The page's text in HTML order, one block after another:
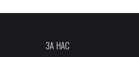
ЗА НАС